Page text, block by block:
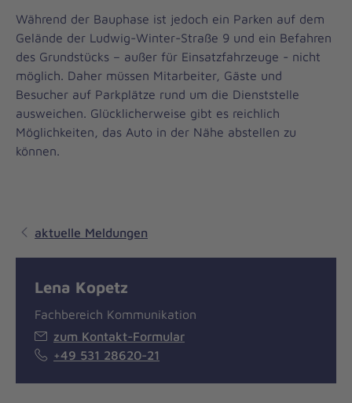
Während der Bauphase ist jedoch ein Parken auf dem
Gelände der Ludwig-Winter-Straße 9 und ein Befahren
des Grundstücks – außer für Einsatzfahrzeuge - nicht
möglich. Daher müssen Mitarbeiter, Gäste und
Besucher auf Parkplätze rund um die Dienststelle
ausweichen. Glücklicherweise gibt es reichlich
Möglichkeiten, das Auto in der Nähe abstellen zu
können.
aktuelle Meldungen
Lena Kopetz
Fachbereich Kommunikation
zum Kontakt-Formular
+49 531 28620-21